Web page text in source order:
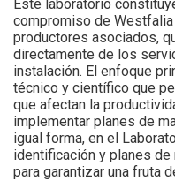
Este laboratorio
compromiso de
productores asociados,
directamente de los
instalación. El enfoque
técnico y científico que
que afectan la
implementar planes de
igual forma, en el
identificación y planes
para garantizar una fruta